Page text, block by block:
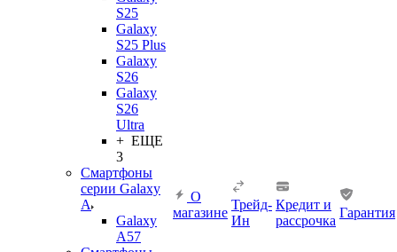
S25
Galaxy
S25 Plus
Galaxy
S26
Galaxy
S26
Ultra
+ ЕЩЕ
3
Смартфоны
серии Galaxy
A
Galaxy
A57
О
магазине
Трейд-
Ин
Кредит и
рассрочка
Гарантия